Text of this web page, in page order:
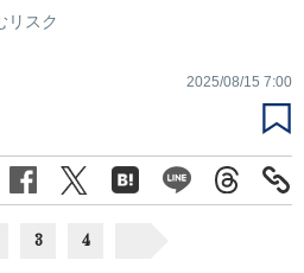
リスク
2025/08/15 7:00
3 4